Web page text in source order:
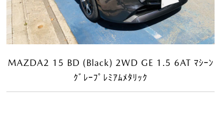
MAZDA2 15 BD (Black) 2WD GE 1.5 6AT ﾏｼｰﾝ
ｸﾞﾚｰﾌﾟﾚﾐｱﾑﾒﾀﾘｯｸ